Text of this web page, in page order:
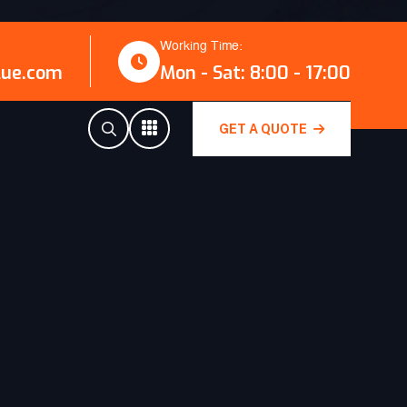
Working Time:
Mon - Sat: 8:00 - 17:00
GET A QUOTE